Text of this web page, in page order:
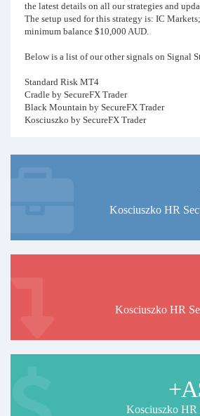
the latest details on all our strategies and
The setup used for this strategy is: IC
minimum balance $10,000 AUD.
Below is a list of our other signals on Signal
Standard Risk MT4
Cradle by SecureFX Trader
Black Mountain by SecureFX Trader
Kosciuszko by SecureFX Trader
Kosciuszko HR by SecureFX Trader
Kosciuszko HR
Kosciuszko HR
Kosciuszko HR